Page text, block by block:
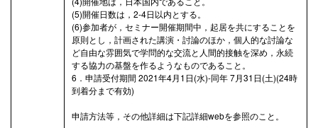
(5)開催日数は，2-4日以内とする。
(6)参加者が，セミナー開催期間中，起居を共にすることを
原則とし，計画された講演・討論のほか，個人的な討論な
ど自由な雰囲気で学問的な交流と人間的接触を深め，永続
する協力の基盤を作るようなものであること。
6．申請受付期間 2021年4月1日(水)-同年 7月31日(土)(24時
到着分まで有効)
申請方法等，その他詳細は下記詳細webを参照のこと。